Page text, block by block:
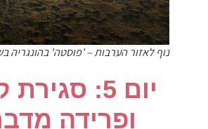
נוף לאזור הערבות – 'פוסטה' בהונגריה
​יום 5: סגירת
ופרידה